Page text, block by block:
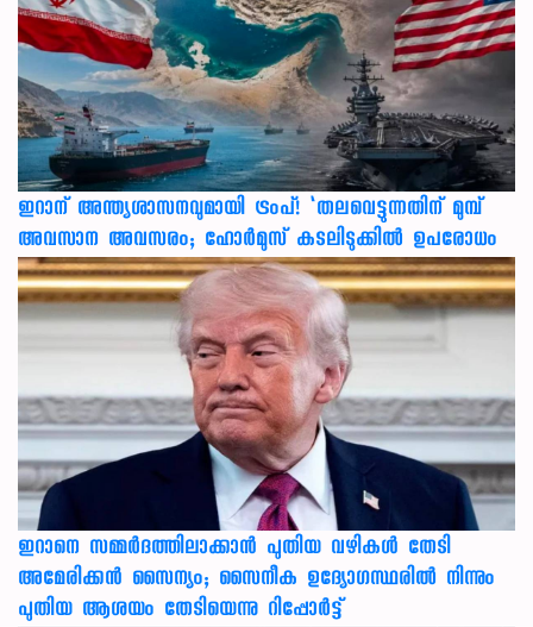
ഇറാന് അന്ത്യശാസനവുമായി ട്രംപ്! ‘തലവെട്ടുന്നതിന് മുമ്പ്
അവസാന അവസരം; ഹോർമുസ് കടലിടുക്കിൽ ഉപരോധം
ഇറാനെ സമ്മര്‍ദത്തിലാക്കാന്‍ പുതിയ വഴികള്‍ തേടി
അമേരിക്കന്‍ സൈന്യം; സൈനീക ഉദ്യോഗസ്ഥരില്‍ നിന്നും
പുതിയ ആശയം തേടിയെന്നു റിപ്പോര്‍ട്ട്